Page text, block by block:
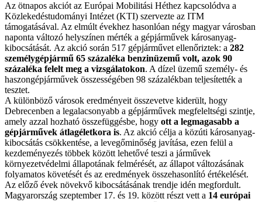
Az ötnapos akciót az Európai Mobilitási Héthez kapcsolódva a
Közlekedéstudományi Intézet (KTI) szervezte az ITM
támogatásával. Az elmúlt évekhez hasonlóan négy magyar városban
naponta változó helyszínen mérték a gépjárművek károsanyag-
kibocsátását. Az akció során 517 gépjárművet ellenőriztek: a 282
személygépjármű 65 százaléka benzinüzemű volt, azok 90
százaléka felelt meg a vizsgálatokon. A dízel üzemű személy- és
haszongépjárművek összességében 98 százalékban teljesítették a
tesztet.
A különböző városok eredményeit összevetve kiderült, hogy
Debrecenben a legalacsonyabb a gépjárművek megfeleltségi szintje,
amely azzal hozható összefüggésbe, hogy ott a legmagasabb a
gépjárművek átlagéletkora is. Az akció célja a közúti károsanyag-
kibocsátás csökkentése, a levegőminőség javítása, ezen felül a
kezdeményezés többek között lehetővé teszi a járművek
környezetvédelmi állapotának felmérését, az állapot változásának
folyamatos követését és az eredmények összehasonlító értékelését.
Az előző évek növekvő kibocsátásának trendje idén megfordult.
Magyarország szeptember 17. és 19. között részt vett a 14 európai